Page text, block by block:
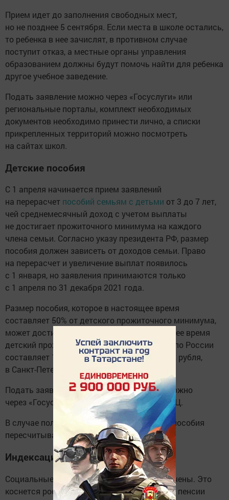
Прием идет до заполнения свободных мест,
но не позднее 5 сентября. Если места в школе остались,
то ребенка в нее зачислят, в противном случае
поступит отказ, а местные органы управления
образованием должны будут помочь найти для ребенка
другое учебное заведение.
Подать заявление можно через «Госуслуги» или
региональные порталы, комплект необходимых
документов необходимо принести лично, а списки
прикрепленных территорий можно посмотреть
на сайтах школ.
Детские пособия
С 1 апреля начинается прием заявлений
на перерасчет пособий семьям с детьми от 3 до 7 лет,
чей среднемесячный доход с учетом выплаты
не достигает прожиточного минимума на каждого
члена семьи. Согласно указу президента РФ, размер
пособия должен зависеть от доходов семьи. Право
на перерасчет и увеличение выплат появилось
с 1 января, но заявления принимаются только
с 1 апреля по 31 декабря 2021 года.
Размер пособия, которое в настоящее время
составляет 50% от детского прожиточного минимума,
может достигнуть и 75%, и 100%. В настоящее время
детский прожиточный минимум в среднем по России
составляет 11 303 рубля, в Москве — 15 582 рубля,
в Санкт-Петербурге — 11 360,10 рубля.
Подать заявление на повышение выплат можно
через «Госуслуги» или при обращении в МФЦ.
В случае положительного решения размер пособия
пересчитывается с января 2021 года.
Индексация пенсий
Социальные пенсии с 1 апреля будут увеличены. Это
коснется российских граждан, получающих пенсии